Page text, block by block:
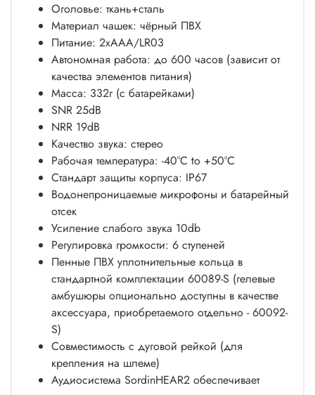
Оголовье: ткань+сталь
Материал чашек: чёрный ПВХ
Питание: 2xAAA/LR03
Автономная работа: до 600 часов (зависит от
качества элементов питания)
Масса: 332г (с батарейками)
SNR 25dB
NRR 19dB
Качество звука: стерео
Рабочая температура: -40°C to +50°C
Стандарт защиты корпуса: IP67
Водонепроницаемые микрофоны и батарейный
отсек
Усиление слабого звука 10db
Регулировка громкости: 6 ступеней
Пенные ПВХ уплотнительные кольца в
стандартной комплектации 60089-S (гелевые
амбушюры опционально доступны в качестве
аксессуара, приобретаемого отдельно - 60092-
S)
Совместимость с дуговой рейкой (для
крепления на шлеме)
Аудиосистема SordinHEAR2 обеспечивает